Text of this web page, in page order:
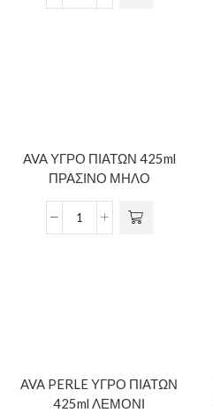
AVA ΥΓΡΟ ΠΙΑΤΩΝ 425ml
ΠΡΑΣΙΝΟ ΜΗΛΟ
AVA PERLE ΥΓΡΟ ΠΙΑΤΩΝ
425ml ΛΕΜΟΝΙ